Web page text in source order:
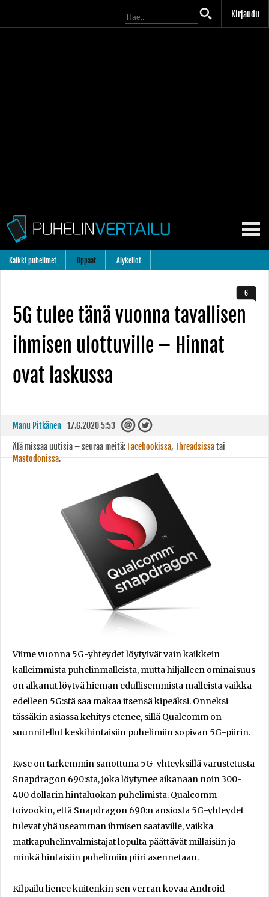
Kirjaudu
Kaikki puhelimet Oppaat Älykellot
5G tulee tänä vuonna tavallisen
ihmisen ulottuville – Hinnat
ovat laskussa
6
Manu Pitkänen 17.6.2020 5:53
Älä missaa uutisia – seuraa meitä: Facebookissa, Threadsissatai
Mastodonissa.
Viime vuonna 5G-yhteydet löytyivät vain kaikkein
kalleimmista puhelinmalleista, mutta hiljalleen ominaisuus
on alkanut löytyä hieman edullisemmista malleista vaikka
edelleen 5G:stä saa makaa itsensä kipeäksi. Onneksi
tässäkin asiassa kehitys etenee, sillä Qualcomm on
suunnitellut keskihintaisiin puhelimiin sopivan 5G-piirin.
Kyse on tarkemmin sanottuna 5G-yhteyksillä varustetusta
Snapdragon 690:sta, joka löytynee aikanaan noin 300-
400 dollarin hintaluokan puhelimista. Qualcomm
toivookin, että Snapdragon 690:n ansiosta 5G-yhteydet
tulevat yhä useamman ihmisen saataville, vaikka
matkapuhelinvalmistajat lopulta päättävät millaisiin ja
minkä hintaisiin puhelimiin piiri asennetaan.
Kilpailu lienee kuitenkin sen verran kovaa Android-